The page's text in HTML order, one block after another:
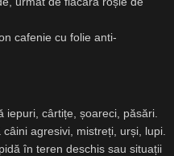
cafenie cu folie anti-
iepuri, cârtițe, șoareci, păsări.
agresivi, mistreți, urși, lupi.
în teren deschis sau situații